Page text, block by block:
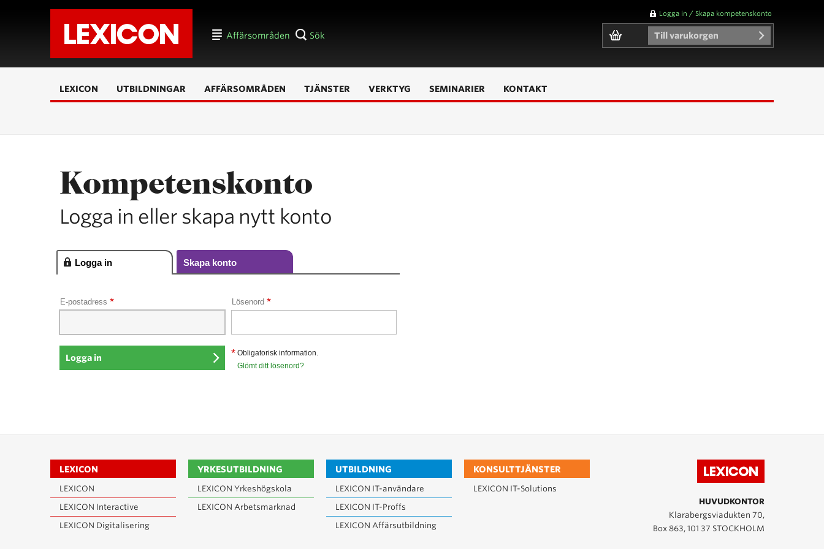
Affärsområden Sök
Logga in / Skapa kompetenskonto
Till varukorgen
LEXICON UTBILDNINGAR AFFÄRSOMRÅDEN TJÄNSTER VERKTYG SEMINARIER KONTAKT
Kompetenskonto
Logga in eller skapa nytt konto
Logga in Skapa konto
E-postadress * Lösenord *
* Obligatorisk information.
Glömt ditt lösenord?
LEXICON
LEXICON
LEXICON Interactive
LEXICON Digitalisering
YRKESUTBILDNING
LEXICON Yrkeshögskola
LEXICON Arbetsmarknad
UTBILDNING
LEXICON IT-användare
LEXICON IT-Proffs
LEXICON Affärsutbildning
KONSULTTJÄNSTER
LEXICON IT-Solutions
HUVUDKONTOR
Klarabergsviadukten 70,
Box 863, 101 37 STOCKHOLM